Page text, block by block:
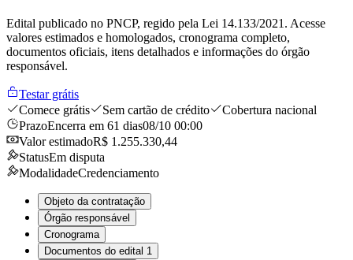
Edital publicado no PNCP, regido pela Lei 14.133/2021. Acesse
valores estimados e homologados, cronograma completo,
documentos oficiais, itens detalhados e informações do órgão
responsável.
Testar grátis
Comece grátis
Sem cartão de crédito
Cobertura nacional
PrazoEncerra em 61 dias08/10 00:00
Valor estimadoR$ 1.255.330,44
StatusEm disputa
ModalidadeCredenciamento
Objeto da contratação
Órgão responsável
Cronograma
Documentos do edital 1